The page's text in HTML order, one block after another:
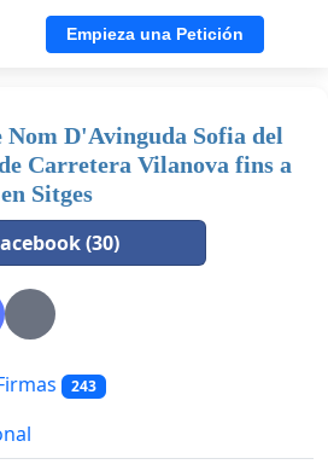
Empieza una Petición
D'Avinguda Sofia del
Carretera Vilanova fins a
Sitges
(30)
243